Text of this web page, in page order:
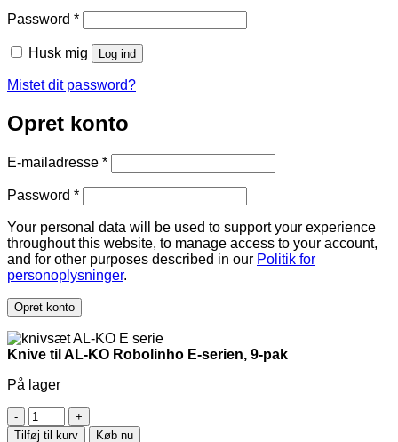
Password *Påkrævet
Husk mig Log ind
Mistet dit password?
Opret konto
E-mailadresse *Påkrævet
Password *Påkrævet
Your personal data will be used to support your experience
throughout this website, to manage access to your account,
and for other purposes described in our Politik for
personoplysninger.
Opret konto
Knive til AL-KO Robolinho E-serien, 9-pak
På lager
Knive
til
Tilføj til kurv Køb nu